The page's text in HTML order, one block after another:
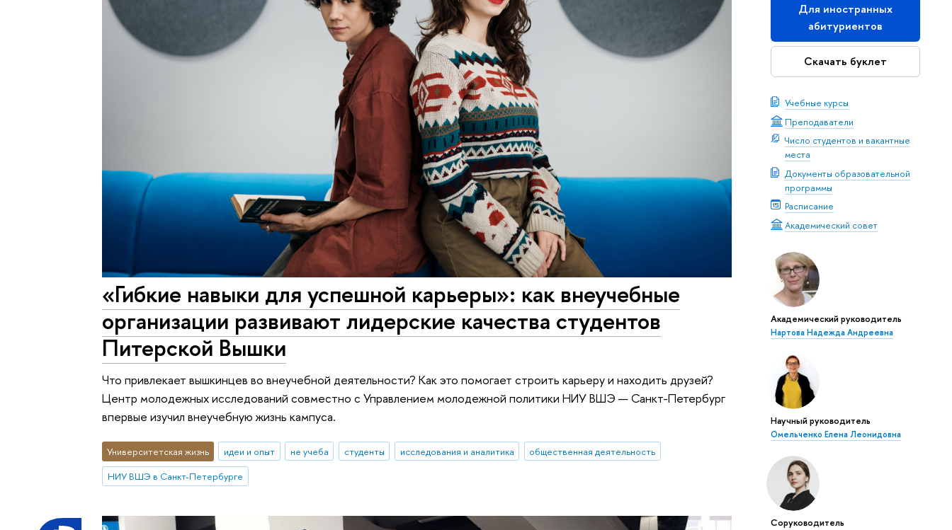
Для иностранных
абитуриентов
Скачать буклет
Учебные курсы
Преподаватели
Число студентов и вакантные
места
Документы образовательной
программы
Расписание
Академический совет
Академический руководитель
Нартова Надежда Андреевна
Научный руководитель
Омельченко Елена Леонидовна
Соруководитель
«Гибкие навыки для успешной карьеры»: как внеучебные
организации развивают лидерские качества студентов
Питерской Вышки
Что привлекает вышкинцев во внеучебной деятельности? Как это помогает строить карьеру и находить друзей?
Центр молодежных исследований совместно с Управлением молодежной политики НИУ ВШЭ — Санкт-Петербург
впервые изучил внеучебную жизнь кампуса.
Университетская жизнь идеи и опыт не учеба студенты исследования и аналитика
общественная деятельность
НИУ ВШЭ в Санкт-Петербурге